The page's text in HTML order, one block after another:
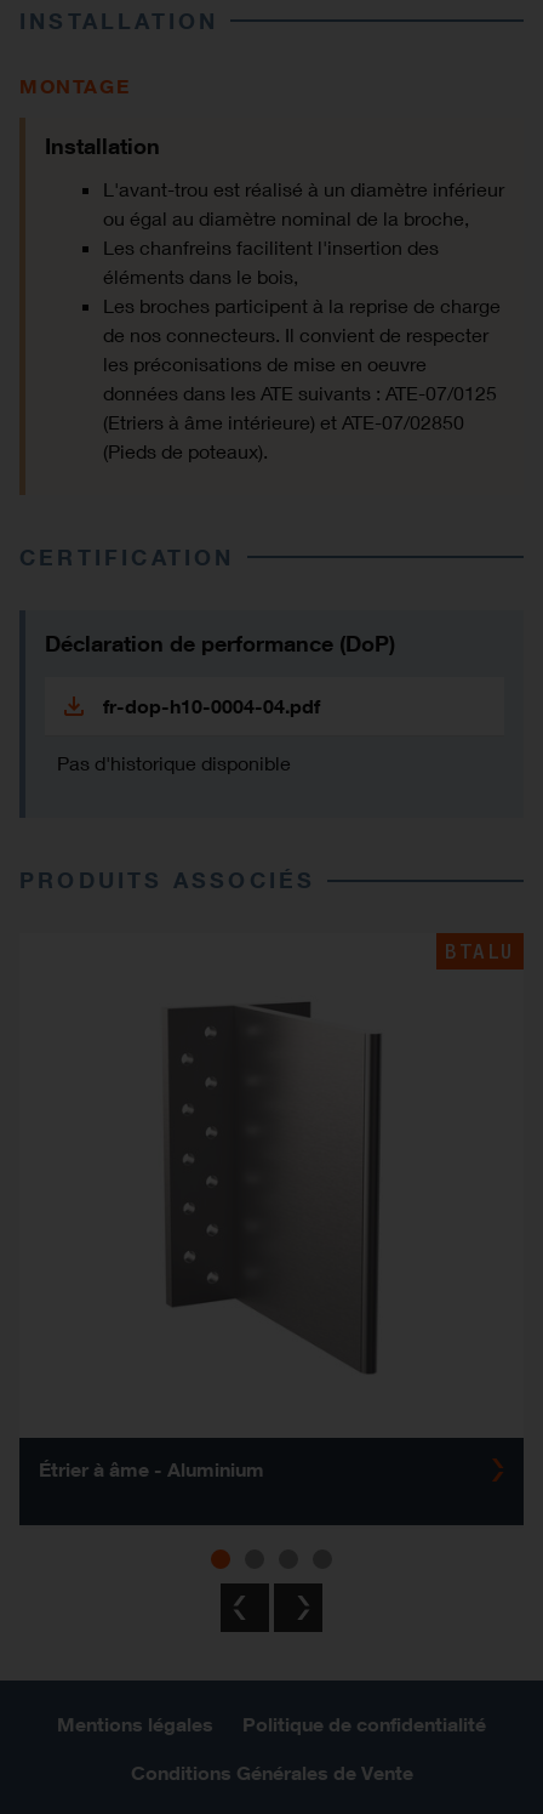
INSTALLATION
MONTAGE
Installation
L'avant-trou est réalisé à un diamètre inférieur
ou égal au diamètre nominal de la broche,
Les chanfreins facilitent l'insertion des
éléments dans le bois,
Les broches participent à la reprise de charge
de nos connecteurs. Il convient de respecter
les préconisations de mise en oeuvre
données dans les ATE suivants : ATE-07/0125
(Etriers à âme intérieure) et ATE-07/02850
(Pieds de poteaux).
CERTIFICATION
Déclaration de performance (DoP)
fr-dop-h10-0004-04.pdf
Pas d'historique disponible
PRODUITS ASSOCIÉS
BTALU
Étrier à âme - Aluminium
Mentions légales Politique de confidentialité
Conditions Générales de Vente